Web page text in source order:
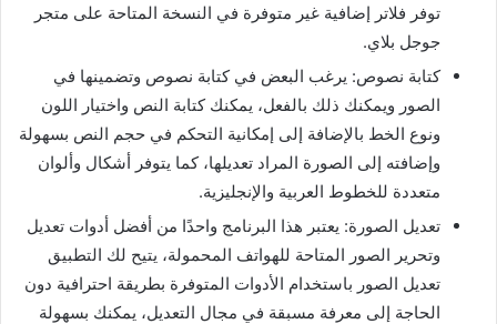
توفر فلاتر إضافية غير متوفرة في النسخة المتاحة على متجر
جوجل بلاي.
كتابة نصوص: يرغب البعض في كتابة نصوص وتضمينها في
الصور ويمكنك ذلك بالفعل، يمكنك كتابة النص واختيار اللون
ونوع الخط بالإضافة إلى إمكانية التحكم في حجم النص بسهولة
وإضافته إلى الصورة المراد تعديلها، كما يتوفر أشكال وألوان
متعددة للخطوط العربية والإنجليزية.
تعديل الصورة: يعتبر هذا البرنامج واحدًا من أفضل أدوات تعديل
وتحرير الصور المتاحة للهواتف المحمولة، يتيح لك التطبيق
تعديل الصور باستخدام الأدوات المتوفرة بطريقة احترافية دون
الحاجة إلى معرفة مسبقة في مجال التعديل، يمكنك بسهولة